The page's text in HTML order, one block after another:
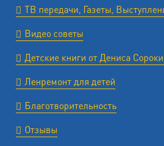
ТВ передачи, Газеты,
Видео советы
Детские книги от Дениса
Ленремонт для детей
Благотворительность
Отзывы